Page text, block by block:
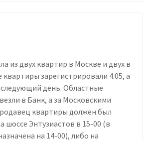
из двух квартир в Москве и двух в
зарегистрировали 4.05, а
день. Областные
в Банк, а за Московскими
квартиры должен был
шоссе Энтузиастов в 15-00 (в
на 14-00), либо на